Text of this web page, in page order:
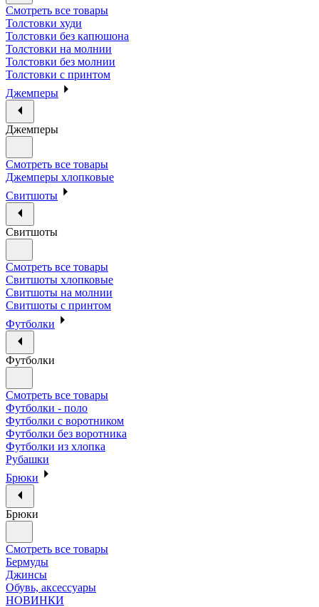
Смотреть все товары
Толстовки худи
Толстовки без капюшона
Толстовки на молнии
Толстовки без молнии
Толстовки с принтом
Джемперы
Джемперы
Смотреть все товары
Джемперы хлопковые
Свитшоты
Свитшоты
Смотреть все товары
Свитшоты хлопковые
Свитшоты на молнии
Свитшоты с принтом
Футболки
Футболки
Смотреть все товары
Футболки - поло
Футболки с воротником
Футболки без воротника
Футболки из хлопка
Рубашки
Брюки
Брюки
Смотреть все товары
Бермуды
Джинсы
Обувь, аксессуары
НОВИНКИ